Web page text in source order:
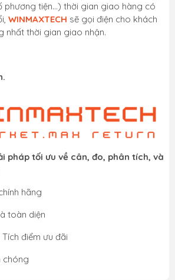
phương tiện…) thời gian giao hàng có
WINMAXTECH sẽ gọi điện cho khách
nhất thời gian giao nhận.
pháp tối ưu về cân, đo, phân tích, và
hãng
toàn diện
điểm ưu đãi
chóng